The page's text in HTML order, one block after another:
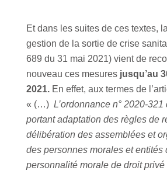
Et dans les suites de ces textes,
gestion de la sortie de crise
689 du 31 mai 2021) vient de
nouveau ces mesures jusqu’au
2021.En effet, aux termes de
« (…) L’ordonnance n° 2020-
portant adaptation des règles de
délibération des assemblées et
des personnes morales et entités
personnalité morale de droit